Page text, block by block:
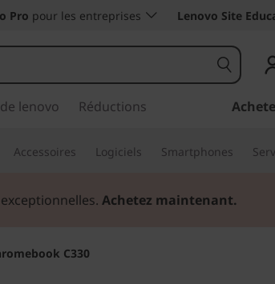
Pro pour les entreprises Lenovo Site
lenovo Réductions
Accessoires Logiciels Smartphones
Achetez maintenant.
C330